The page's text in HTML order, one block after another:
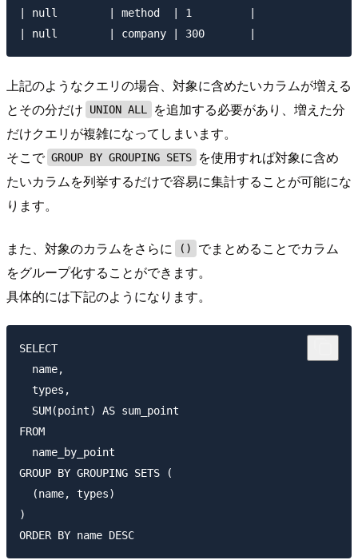
| null        | method  | 1         |
上記のようなクエリの場合、対象に含めたいカラムが増える
とその分だけ
UNION ALL
を追加する必要があり、増えた分
だけクエリが複雑になってしまいます。
そこで GROUP BY GROUPING SETS
を使用すれば対象に含め
たいカラムを列挙するだけで容易に集計することが可能にな
ります。
また、対象のカラムをさらに ()
でまとめることでカラム
をグループ化することができます。
具体的には下記のようになります。
SELECT
  name,
  types,
  SUM(point) AS sum_point
FROM
  name_by_point
GROUP BY GROUPING SETS (
  (name, types)
)